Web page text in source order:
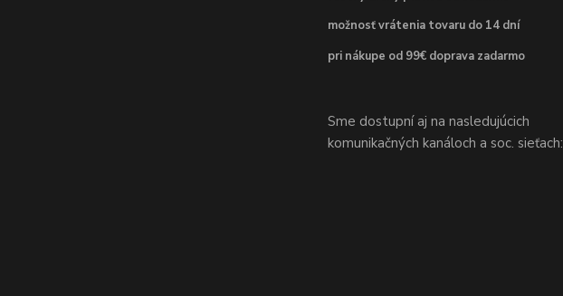
možnosť vrátenia tovaru do 14 dní
pri nákupe od 99€ doprava zadarmo
Sme dostupní aj na nasledujúcich
komunikačných kanáloch a soc. sieťach: